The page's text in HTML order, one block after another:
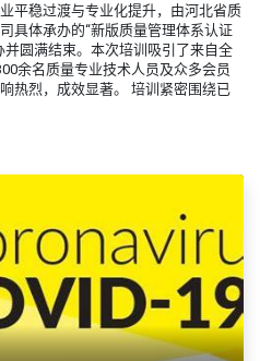
平稳过渡与专业化提升，由河北省质
具体承办的“新版质量管理体系认证
圆满结束。本次培训吸引了来自全
余名质量专业技术人员及众多会员
热烈，成效显著。 培训紧密围绕已